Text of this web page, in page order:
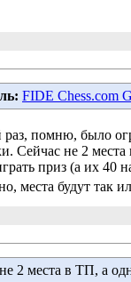
FIDE Chess.com
помню, было
Сейчас не 2
приз (а их 40
места будут
2 места в ТП, а